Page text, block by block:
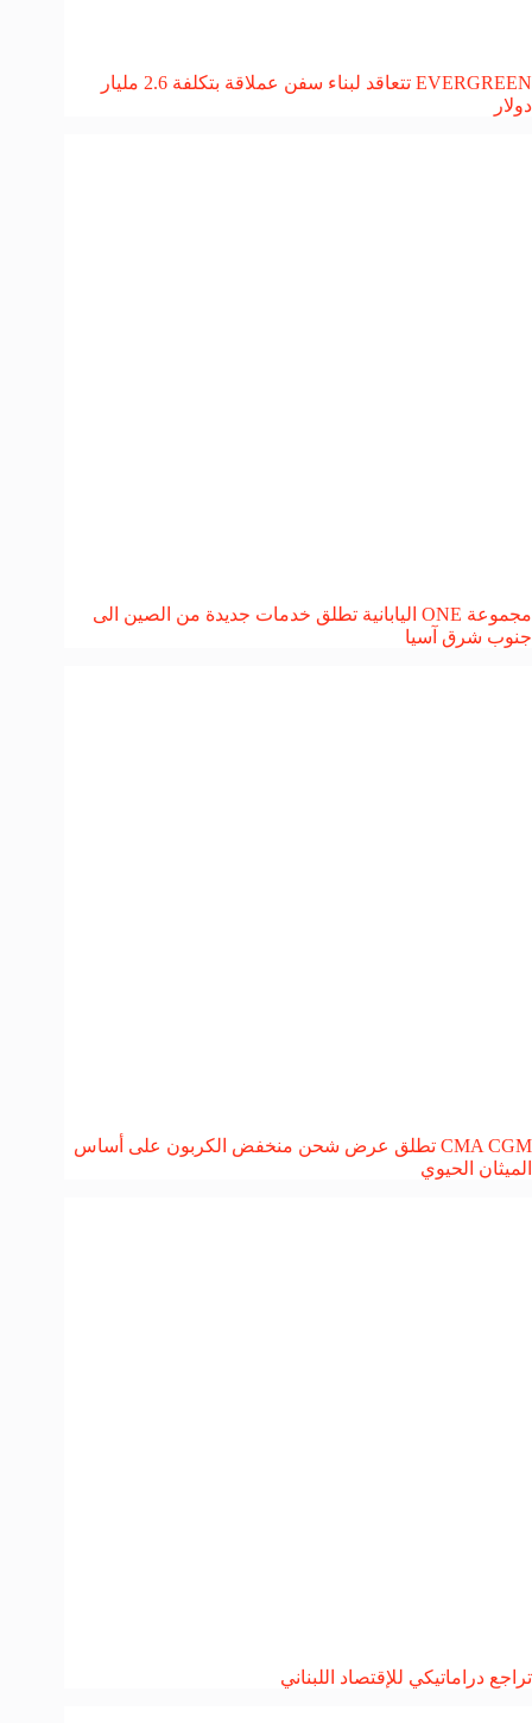
EVERGREEN تتعاقد لبناء سفن عملاقة بتكلفة 2.6 مليار
دولار
مجموعة ONE اليابانية تطلق خدمات جديدة من الصين الى
جنوب شرق آسيا
CMA CGM تطلق عرض شحن منخفض الكربون على أساس
الميثان الحيوي
تراجع دراماتيكي للإقتصاد اللبناني